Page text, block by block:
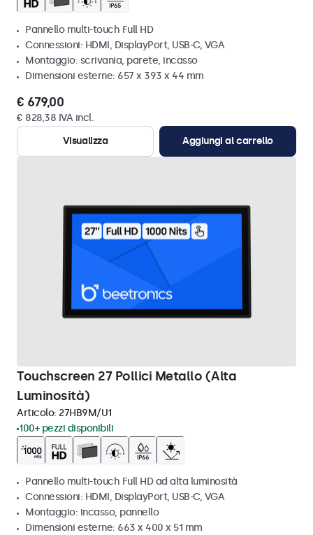
Pannello multi-touch Full HD
Connessioni: HDMI, DisplayPort, USB-C, VGA
Montaggio: scrivania, parete, incasso
Dimensioni esterne: 657 x 393 x 44 mm
€ 679,00
€ 828,38 IVA incl.
Visualizza
Aggiungi al carrello
Touchscreen 27 Pollici Metallo (Alta
Luminosità)
Articolo: 27HB9M/U1
100+ pezzi disponibili
Pannello multi-touch Full HD ad alta luminosità
Connessioni: HDMI, DisplayPort, USB-C, VGA
Montaggio: incasso, pannello
Dimensioni esterne: 663 x 400 x 51 mm